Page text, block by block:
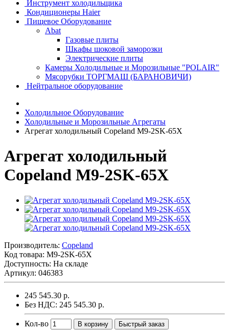
Инструмент холодильщика
Кондиционеры Haier
Пищевое Оборудование
Abat
Газовые плиты
Шкафы шоковой заморозки
Электрические плиты
Камеры Холодильные и Морозильные "POLAIR"
Мясорубки ТОРГМАШ (БАРАНОВИЧИ)
Нейтральное оборудование
Холодильное Оборудование
Холодильные и Морозильные Агрегаты
Агрегат холодильный Copeland M9-2SK-65X
Агрегат холодильный
Copeland M9-2SK-65X
Производитель: Copeland
Код товара: M9-2SK-65X
Доступность: На складе
Артикул: 046383
245 545.30 р.
Без НДС: 245 545.30 р.
Кол-во В корзину Быстрый заказ